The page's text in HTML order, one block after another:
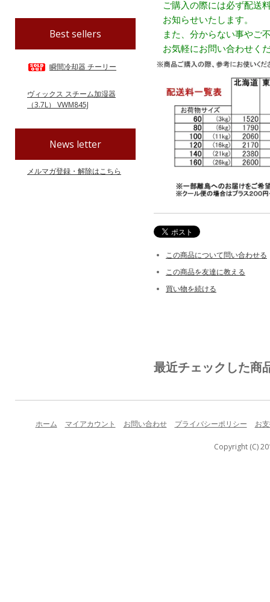
ご購入の際には必ず配送
お知らせいたします。
また、分からない事やご
お気軽にお問い合わせく
この商品について問い合わせる
この商品を友達に教える
買い物を続ける
最近チェックした商
Best sellers
瞬間冷却器 チーリー
ヴィックス スチーム加湿器
（3.7L） VWM845J
News letter
メルマガ登録・解除はこちら
ホーム マイアカウント お問い合わせ プライバシーポリシー お
Copyright (C)